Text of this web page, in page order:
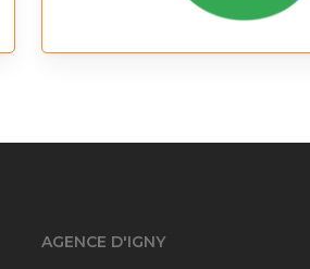
AGENCE D'IGNY